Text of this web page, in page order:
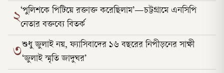
২‘পুলিশকে পিটিয়ে রক্তাক্ত করেছিলাম’—চট্টগ্রামে এনসিপি
নেতার বক্তব্যে বিতর্ক
৩শুধু জুলাই নয়, ফ্যাসিবাদের ১৬ বছরের নিপীড়নের সাক্ষী
‘জুলাই স্মৃতি জাদুঘর’